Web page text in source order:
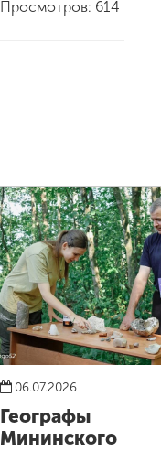
Просмотров: 614
06.07.2026
Географы
Мининского